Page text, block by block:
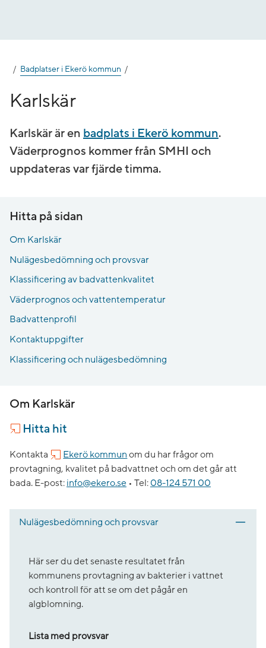
Badplatser i Ekerö kommun
Karlskär
Karlskär är en badplats i Ekerö kommun.
Väderprognos kommer från SMHI och
uppdateras var fjärde timma.
Hitta på sidan
Om Karlskär
Nulägesbedömning och provsvar
Klassificering av badvattenkvalitet
Väderprognos och vattentemperatur
Badvattenprofil
Kontaktuppgifter
Klassificering och nulägesbedömning
Om Karlskär
Hitta hit
Kontakta Ekerö kommun om du har frågor om
provtagning, kvalitet på badvattnet och om det går att
bada. E-post: info@ekero.se • Tel: 08-124 571 00
Nulägesbedömning och provsvar
Här ser du det senaste resultatet från
kommunens provtagning av bakterier i vattnet
och kontroll för att se om det pågår en
algblomning.
Lista med provsvar